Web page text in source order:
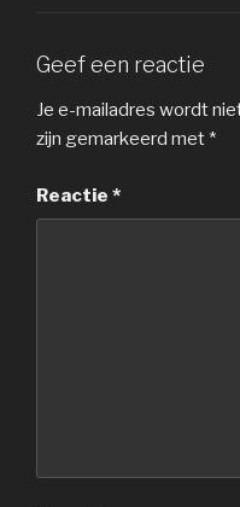
Geef een reactie
Je e-mailadres wordt
zijn gemarkeerd met *
Reactie *